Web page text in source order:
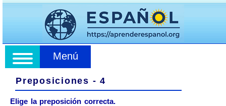
Menú
Preposiciones - 4
Elige la preposición correcta.